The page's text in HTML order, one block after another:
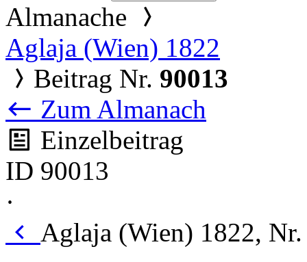
Almanache
Aglaja (Wien) 1822
Beitrag Nr. 90013
Zum Almanach
Einzelbeitrag
ID 90013
·
Aglaja (Wien) 1822,